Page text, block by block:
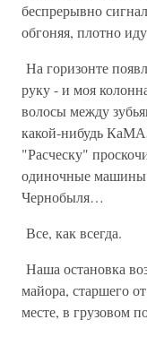
беспрерывно
обгоняя, плотно
На горизонте
руку - и моя
волосы между
какой-нибудь
"Расческу"
одиночные машины
Чернобыля…
Все, как всегда.
Наша остановка
майора, старшего
месте, в грузовом